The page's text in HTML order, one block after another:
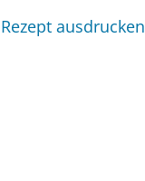
Rezept ausdrucken